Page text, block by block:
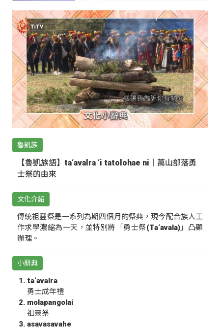
魯凱族
【魯凱族語】ta‘avalra ‘i tatolohae ni｜萬山部落勇
士祭的由來
文化介紹
傳統祖靈祭是一系列為期四個月的祭典，現今配合族人工
作求學濃縮為一天，並特別將「勇士祭(Ta‘avala)」凸顯
辦理。
小辭典
ta‘avalra
勇士成年禮
molapangolai
祖靈祭
asavasavahe